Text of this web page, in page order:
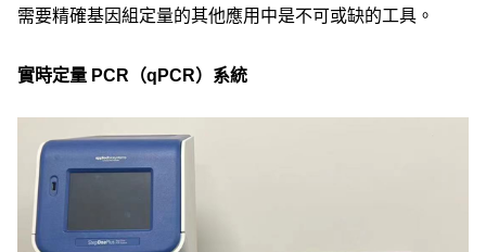
需要精確基因組定量的其他應用中是不可或缺的工具。
實時定量 PCR（qPCR）系統